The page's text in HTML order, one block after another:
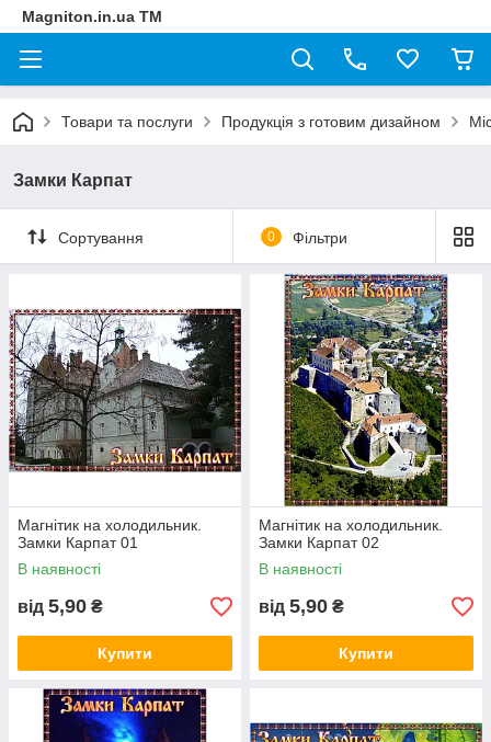
Magniton.in.ua ТМ
Товари та послуги Продукція з готовим дизайном
Замки Карпат
Сортування 0 Фільтри
Магнітик на холодильник.
Замки Карпат 01
В наявності
від 5,90 ₴
Купити
Магнітик на холодильник.
Замки Карпат 02
В наявності
від 5,90 ₴
Купити